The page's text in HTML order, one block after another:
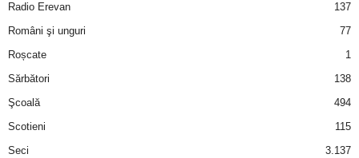
Radio Erevan
137
Români şi unguri
77
Roșcate
1
Sărbători
138
Şcoală
494
Scotieni
115
Seci
3.137